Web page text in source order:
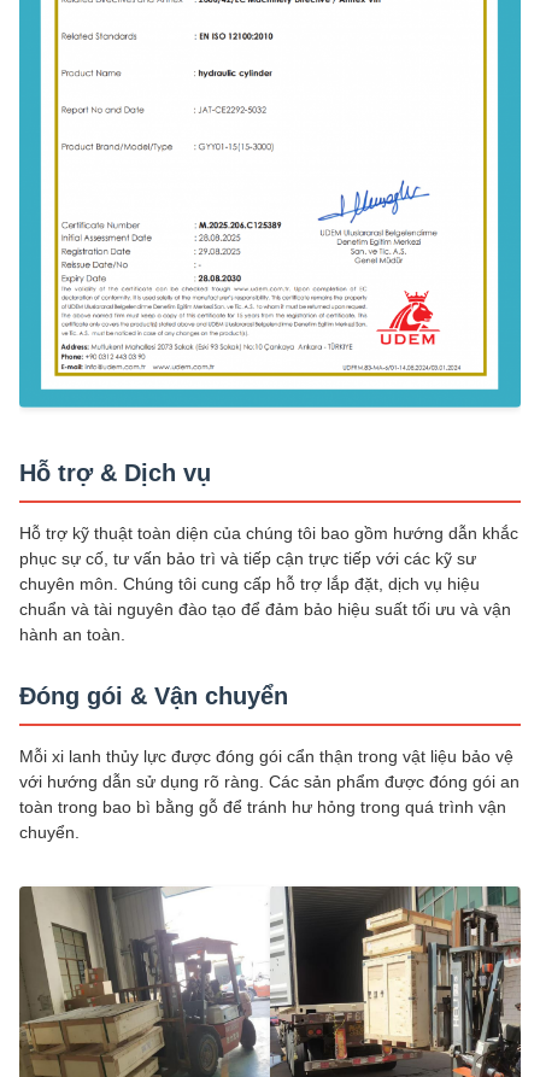
Hỗ trợ & Dịch vụ
Hỗ trợ kỹ thuật toàn diện của chúng tôi bao gồm hướng dẫn khắc
phục sự cố, tư vấn bảo trì và tiếp cận trực tiếp với các kỹ sư
chuyên môn. Chúng tôi cung cấp hỗ trợ lắp đặt, dịch vụ hiệu
chuẩn và tài nguyên đào tạo để đảm bảo hiệu suất tối ưu và vận
hành an toàn.
Đóng gói & Vận chuyển
Mỗi xi lanh thủy lực được đóng gói cẩn thận trong vật liệu bảo vệ
với hướng dẫn sử dụng rõ ràng. Các sản phẩm được đóng gói an
toàn trong bao bì bằng gỗ để tránh hư hỏng trong quá trình vận
chuyển.